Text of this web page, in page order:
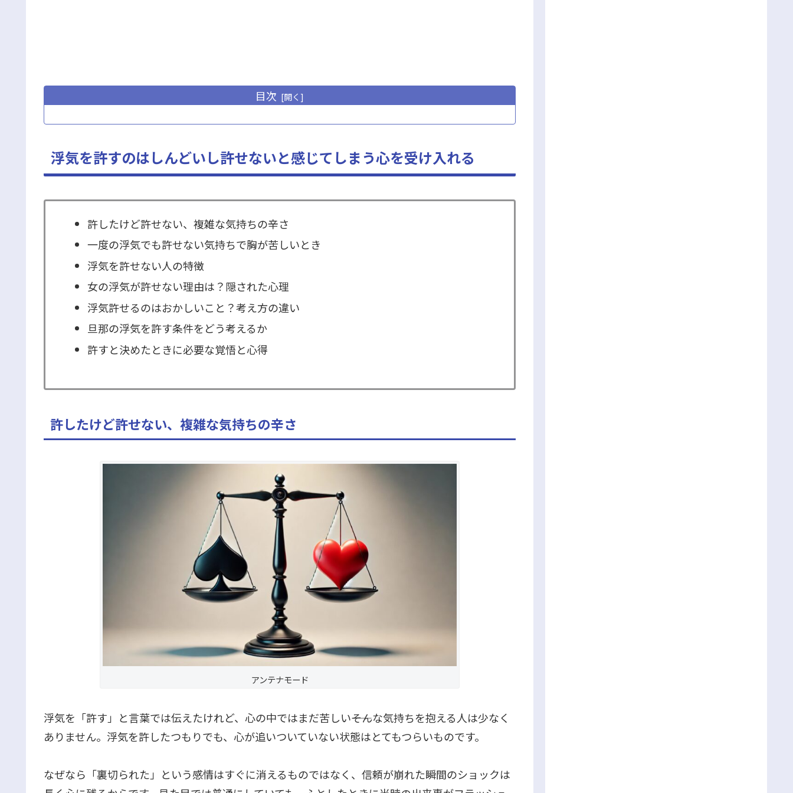
目次
浮気を許すのはしんどいし許せないと感じてしまう心を受け入れる
許したけど許せない、複雑な気持ちの辛さ
一度の浮気でも許せない気持ちで胸が苦しいとき
浮気を許せない人の特徴
女の浮気が許せない理由は？隠された心理
浮気許せるのはおかしいこと？考え方の違い
旦那の浮気を許す条件をどう考えるか
許すと決めたときに必要な覚悟と心得
許したけど許せない、複雑な気持ちの辛さ
アンテナモード
浮気を「許す」と言葉では伝えたけれど、心の中ではまだ苦しい――そんな気持ちを抱える人は少なく
ありません。浮気を許したつもりでも、心が追いついていない状態はとてもつらいものです。
なぜなら「裏切られた」という感情はすぐに消えるものではなく、信頼が崩れた瞬間のショックは